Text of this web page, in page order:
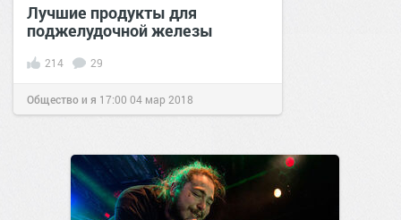
Лучшие продукты для
поджелудочной железы
214 29
Общество и я 17:00 04 мар 2018